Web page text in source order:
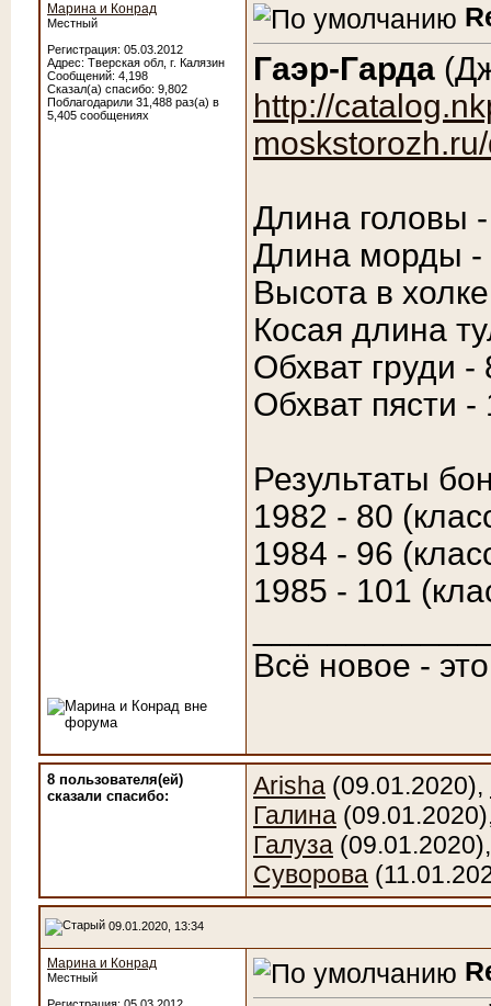
Марина и Конрад
Местный
Регистрация: 05.03.2012
Адрес: Тверская обл, г. Калязин
Сообщений: 4,198
Сказал(а) спасибо: 9,802
Поблагодарили 31,488 раз(а) в
5,405 сообщениях
Гаэр-Гарда
http://
Длина головы
Длина морды -
Высота в
Косая длина
Обхват груди -
Обхват пясти -
Результаты
1982 - 80
1984 - 96
1985 - 101
Всё новое -
8 пользователя(ей)
сказали cпасибо:
Arisha (09.01.2020),
Галина
Галуза
Суворова
09.01.2020, 13:34
Марина и Конрад
Местный